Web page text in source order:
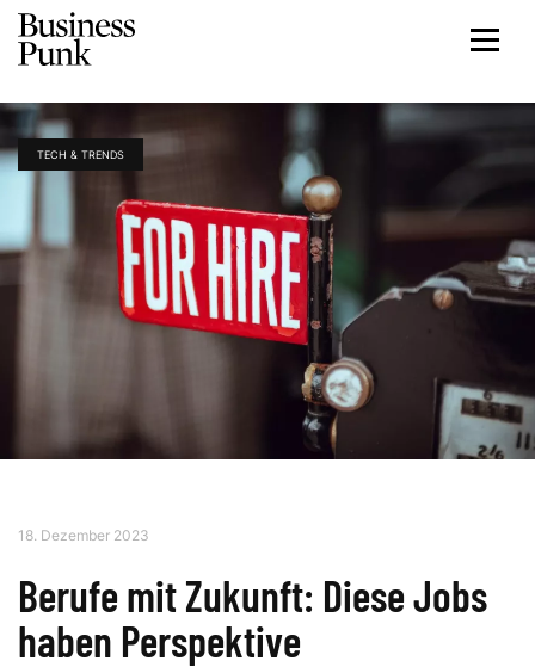
TECH & TRENDS
18. Dezember 2023
Berufe mit Zukunft: Diese Jobs
haben Perspektive